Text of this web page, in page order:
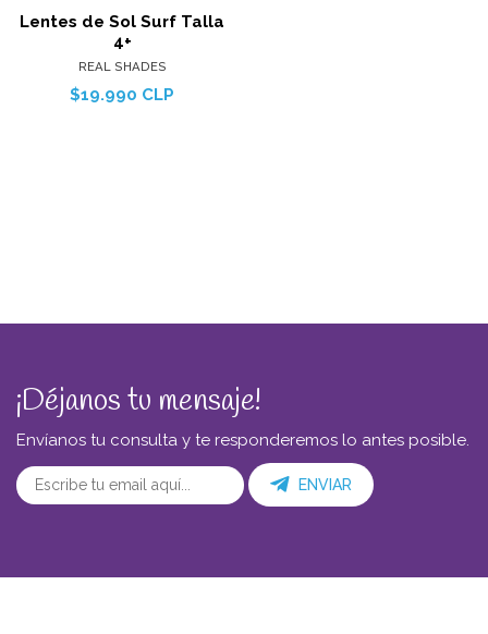
Lentes de Sol Surf Talla
4+
REAL SHADES
$19.990 CLP
¡Déjanos tu mensaje!
Envíanos tu consulta y te responderemos lo antes posible.
ENVIAR